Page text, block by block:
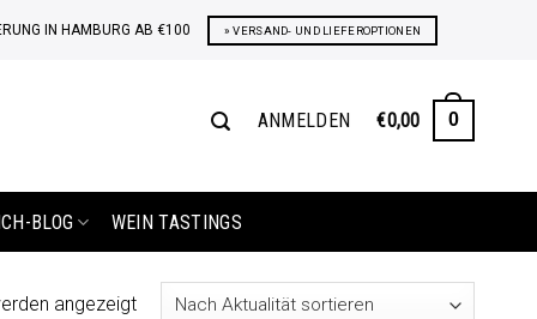
IN HAMBURG AB €100 » VERSAND- UND LIEFEROPTIONEN
ANMELDEN €0,00 0
BLOG WEIN TASTINGS
angezeigtNach